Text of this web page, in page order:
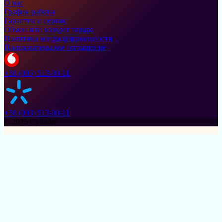
О нас
График работы
Гарантия и сервис
Обмен или возврат товара
Политика конфиденциальности
Пользовательское соглашение
+38 (095) 513-00-11
+38 (093) 513-00-11
© 2025 Cylinder